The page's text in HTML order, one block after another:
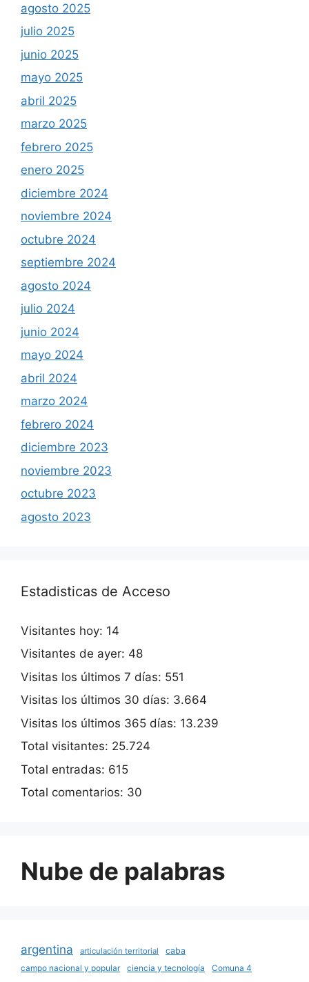
agosto 2025
julio 2025
junio 2025
mayo 2025
abril 2025
marzo 2025
febrero 2025
enero 2025
diciembre 2024
noviembre 2024
octubre 2024
septiembre 2024
agosto 2024
julio 2024
junio 2024
mayo 2024
abril 2024
marzo 2024
febrero 2024
diciembre 2023
noviembre 2023
octubre 2023
agosto 2023
Estadisticas de Acceso
Visitantes hoy: 14
Visitantes de ayer: 48
Visitas los últimos 7 días: 551
Visitas los últimos 30 días: 3.664
Visitas los últimos 365 días: 13.239
Total visitantes: 25.724
Total entradas: 615
Total comentarios: 30
Nube de palabras
argentina articulación territorial
caba
campo nacional y popular
ciencia y tecnología Comuna 4